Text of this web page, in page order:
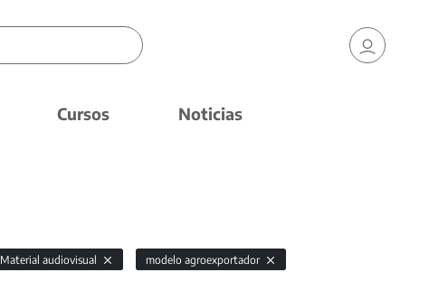
Cursos Noticias
Material audiovisual modelo agroexportador